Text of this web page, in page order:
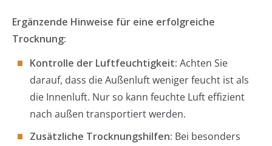
Ergänzende Hinweise für eine erfolgreiche
Trocknung:
Kontrolle der Luftfeuchtigkeit: Achten Sie
darauf, dass die Außenluft weniger feucht ist als
die Innenluft. Nur so kann feuchte Luft effizient
nach außen transportiert werden.
Zusätzliche Trocknungshilfen: Bei besonders